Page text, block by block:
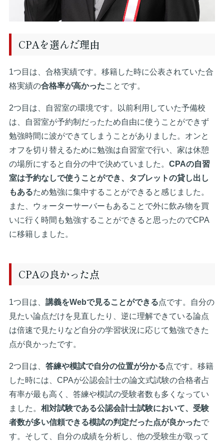
CPAを選んだ理由
1つ目は、合格実績です。移籍した時に公表されていた合
格実績の合格率が高かったことです。
2つ目は、自習室の環境です。以前利用していた予備校
は、自習室が予約制だったため自由に使うことができず
勉強時間に波ができてしまうことがありました。オンと
オフを切り替えるために勉強は自習室で行い、家は休憩
の場所にすると自分の中で決めていました。 CPAの自習
室は予約なしで使うことができ、タブレットの貸し出し
もあるため勉強に集中することができると感じました。
また、ウォーターサーバーもあることで外に飲み物を買
いに行く時間も勉強することができると思ったのでCPA
に移籍しました。
CPAの良かった点
1つ目は、 講義をWebで見ることができる点です。自分の
見たい論点だけを見直したり、逆に理解できている論点
は倍速で見たりなど自分の学習状況に応じて勉強できた
点が良かったです。
2つ目は、 答練や模試で自分の位置が分かる点です。移籍
した時には、CPAが公認会計士の論文式試験の合格者占
有率が最も高く、答練や模試の受験者数も多くなってい
ました。 相対試験である公認会計士試験において、受験
者数が多い信頼できる模試の判定だった点が良かったで
す。そして、自分の成績を分析し、他の受験生が取って